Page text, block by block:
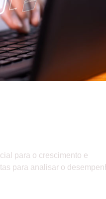
para o crescimento e
para analisar o